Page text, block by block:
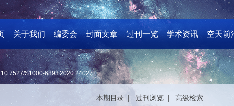
关于我们 编委会 封面文章 过刊一览 学术资讯 空天前
10.7527/S1000-6893.2020.24027
本期目录 | 过刊浏览 | 高级检索